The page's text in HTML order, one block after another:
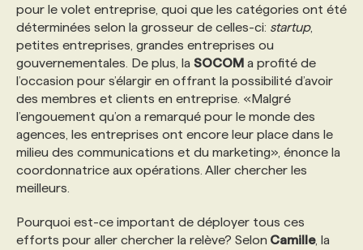
pour le volet entreprise, quoi que les catégories ont été
déterminées selon la grosseur de celles-ci: startup,
petites entreprises, grandes entreprises ou
gouvernementales. De plus, la SOCOM a profité de
l’occasion pour s’élargir en offrant la possibilité d’avoir
des membres et clients en entreprise. «Malgré
l’engouement qu’on a remarqué pour le monde des
agences, les entreprises ont encore leur place dans le
milieu des communications et du marketing», énonce la
coordonnatrice aux opérations. Aller chercher les
meilleurs.
Pourquoi est-ce important de déployer tous ces
efforts pour aller chercher la relève? Selon Camille, la